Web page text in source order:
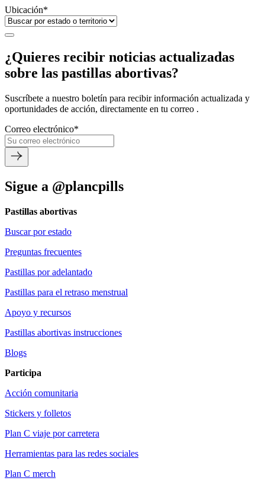
Ubicación*
¿Quieres recibir noticias actualizadas
sobre las pastillas abortivas?
Suscríbete a nuestro boletín para recibir información actualizada y
oportunidades de acción, directamente en tu correo .
Correo electrónico*
Sigue a @plancpills
Pastillas abortivas
Buscar por estado
Preguntas frecuentes
Pastillas por adelantado
Pastillas para el retraso menstrual
Apoyo y recursos
Pastillas abortivas instrucciones
Blogs
Participa
Acción comunitaria
Stickers y folletos
Plan C viaje por carretera
Herramientas para las redes sociales
Plan C merch